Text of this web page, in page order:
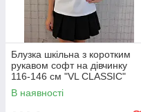
Блузка шкільна з коротким
рукавом софт на дівчинку
116-146 см "VL CLASSIC"
недорого від прямого
постачальника
В наявності